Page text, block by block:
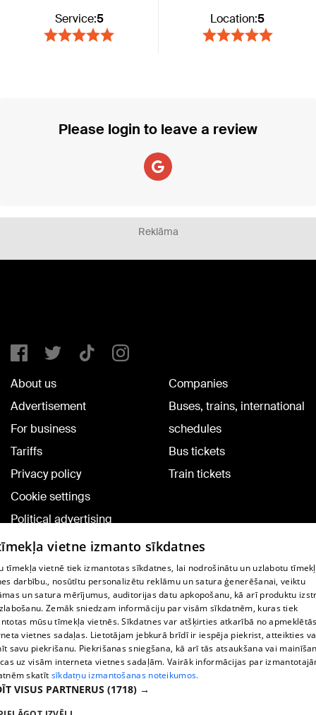
Service:5 Location:5
Please login to leave a review
Reklāma
About us
Advertisement
For business
Tariffs
Privacy policy
Cookie settings
Political advertising
Cookie policy
Commenting terms
Companies
Buses, trains, international
schedules
Bus tickets
Train tickets
TV program
Contract rules
360 Ziņu kontakti
Helio Media
Vortal assistance service: e-mail -
vietne izmanto sīkdatnes
tīmekļa vietnē tiek izmantotas sīkdatnes, lai nodrošinātu un uzlabotu
darbību., nosūtītu personalizētu reklāmu un satura ģenerēšanai, veiktu
un satura mērījumus, auditorijas datu apkopošanu, kā arī produktu
Zemāk sniedzam informāciju par visām sīkdatnēm, kuras tiek
mūsu tīmekļa vietnēs. Sīkdatnes var atšķirties atkarībā no
vietnes sadaļas. Lietotājam jebkurā brīdī ir iespēja piekrist, atteikties
savu piekrišanu. Piekrišanas sniegšana, kā arī tās atsaukšana vai
uz visām interneta vietnes sadaļām. Vairāk informācijas par
skatīt sīkdatņu izmantošanas noteikumos.
VISUS PARTNERUS (1718) →